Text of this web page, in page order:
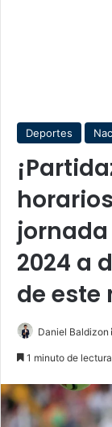
Deportes
2024 a
de este
Daniel Baldizon
1 minuto de lectura